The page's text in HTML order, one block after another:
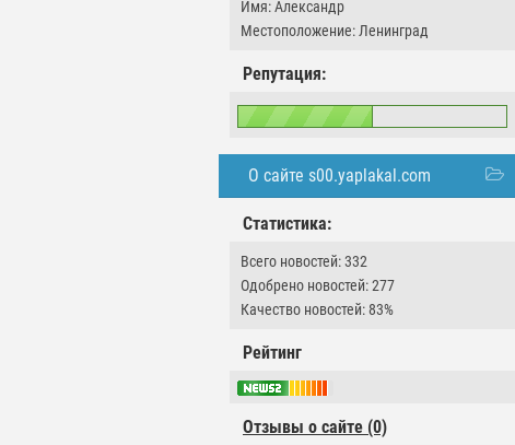
Имя: Александр
Местоположение: Ленинград
Репутация:
О сайте s00.yaplakal.com
Статистика:
Всего новостей: 332
Одобрено новостей: 277
Качество новостей: 83%
Рейтинг
Отзывы о сайте (0)